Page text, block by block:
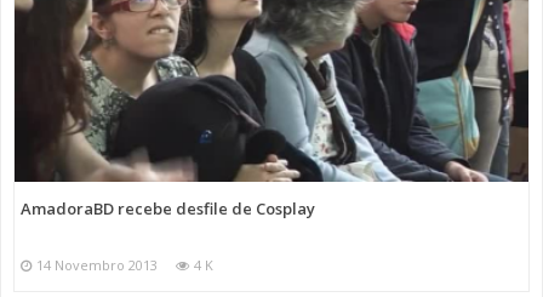
AmadoraBD recebe desfile de Cosplay
14 Novembro 2013 4 K